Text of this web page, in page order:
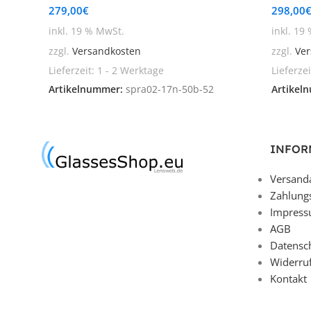
279,00€
inkl. 19 % MwSt.
zzgl. Versandkosten
Lieferzeit: 1 - 2 Werktage
Artikelnummer: spra02-17n-50b-52
298,00€
inkl. 19
zzgl.
AGB
Kontakt